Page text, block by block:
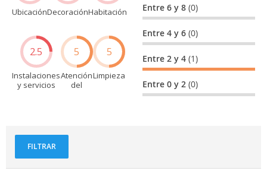
UbicaciónDecoraciónHabitación
2.5
Instalaciones
y servicios
5
Atención
del
5
Limpieza
Entre 6 y 8(0)
Entre 4 y 6(0)
Entre 2 y 4(1)
Entre 0 y 2(0)
FILTRAR